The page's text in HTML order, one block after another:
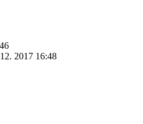
2017 16:48